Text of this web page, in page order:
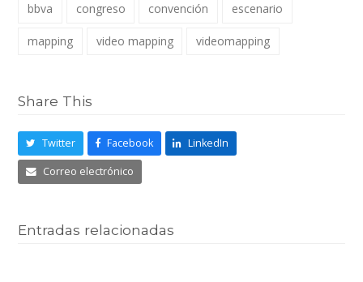
bbva congreso convención escenario
mapping video mapping videomapping
Share This
Twitter Facebook LinkedIn
Correo electrónico
Entradas relacionadas